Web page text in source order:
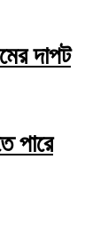
দাপট
পারে